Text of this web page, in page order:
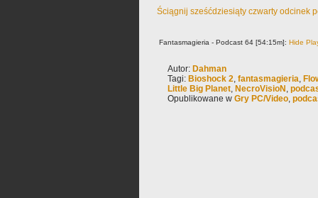
Ściągnij sześćdziesiąty czwarty odcinek
Fantasmagieria - Podcast 64 [54:15m]: Hide
Autor: Dahman
Tagi: Bioshock 2, fantasmagieria,
Little Big Planet, NecroVisioN ,
Opublikowane w Gry PC/Video,